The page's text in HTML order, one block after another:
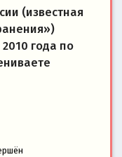
(известная
года по